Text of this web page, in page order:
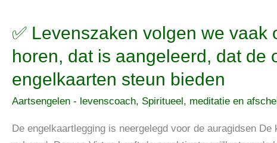
bekende
burn-
out
✅ Levenszaken volgen we vaak
horen, dat is aangeleerd, dat de
engelkaarten steun bieden
Aartsengelen - levenscoach, Spiritueel, meditatie en
De engelkaartlegging is neergelegd voor de auragidsen
✅
volgen
we
vaak
ze